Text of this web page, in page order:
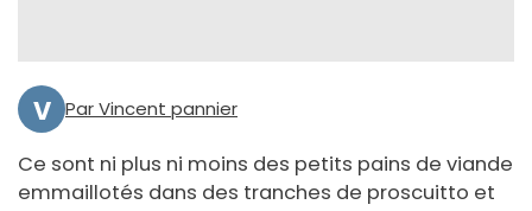
V Par Vincent pannier
Ce sont ni plus ni moins des petits pains de viande
emmaillotés dans des tranches de proscuitto et